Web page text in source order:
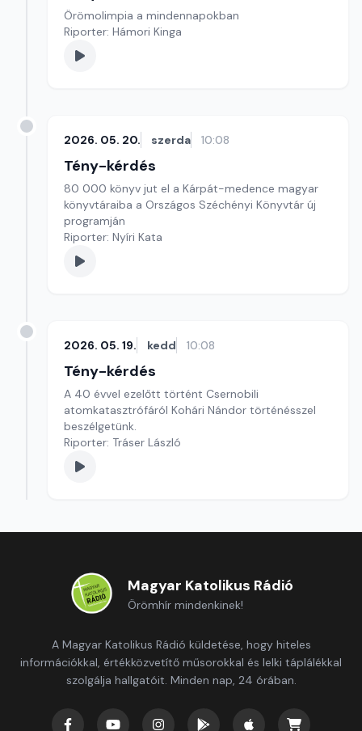
Örömolimpia a mindennapokban
Riporter: Hámori Kinga
2026. 05. 20. szerda 10:08
Tény-kérdés
80 000 könyv jut el a Kárpát-medence magyar
könyvtáraiba a Országos Széchényi Könyvtár új
programján
Riporter: Nyíri Kata
2026. 05. 19. kedd 10:08
Tény-kérdés
A 40 évvel ezelőtt történt Csernobili
atomkatasztrófáról Kohári Nándor történésszel
beszélgetünk.
Riporter: Tráser László
Magyar Katolikus Rádió
Örömhír mindenkinek!
A Magyar Katolikus Rádió küldetése, hogy hiteles
információkkal, értékközvetítő műsorokkal és lelki táplálékkal
szolgálja hallgatóit. Minden nap, 24 órában.